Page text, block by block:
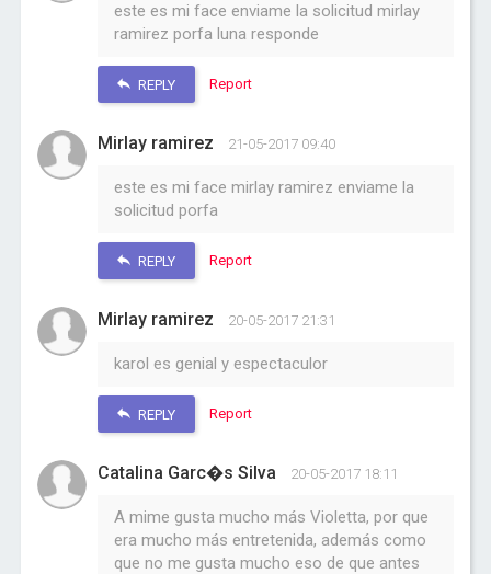
este es mi face enviame la solicitud mirlay
ramirez porfa luna responde
REPLY Report
Mirlay ramirez 21-05-2017 09:40
este es mi face mirlay ramirez enviame la
solicitud porfa
REPLY Report
Mirlay ramirez 20-05-2017 21:31
karol es genial y espectaculor
REPLY Report
Catalina Garc�s Silva 20-05-2017 18:11
A mime gusta mucho más Violetta, por que
era mucho más entretenida, además como
que no me gusta mucho eso de que antes